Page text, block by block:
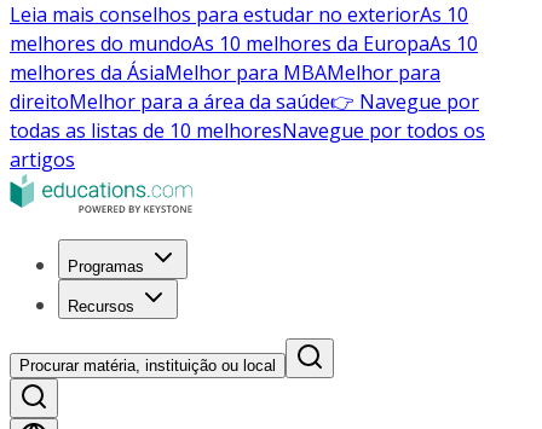
Leia mais conselhos para estudar no exteriorAs 10
melhores do mundoAs 10 melhores da EuropaAs 10
melhores da ÁsiaMelhor para MBAMelhor para
direitoMelhor para a área da saúde👉 Navegue por
todas as listas de 10 melhoresNavegue por todos os
artigos
Programas
Recursos
Procurar matéria, instituição ou local